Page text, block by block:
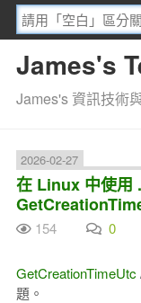
James's
James's 資訊技術
2026-02-27
在 Linux 中使用
154 0
GetCreationTimeUtc
題。